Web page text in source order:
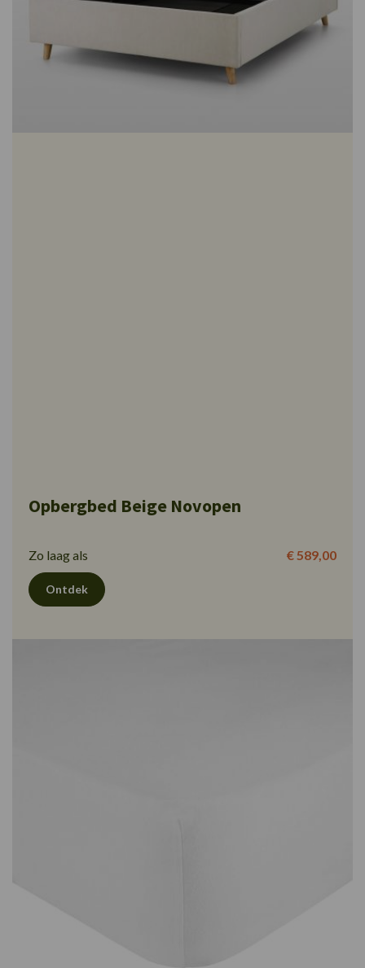
Opbergbed Beige Novopen
Zo laag als € 589,00
Ontdek